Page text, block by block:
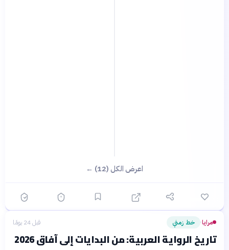
اعرض الكل (12) ←
مرايا› خط زمني قبل 24 يومًا
تاريخ الرواية العربية: من البدايات إلى آفاق 2026